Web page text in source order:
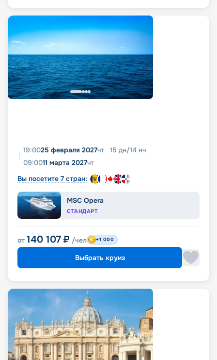
19:0025 февраля 2027чт 15 дн/14 нч
09:0011 марта 2027чт
Вы посетите 7 стран:
MSC Opera
СТАНДАРТ
от 140 107 ₽ /чел +1 000
Выбрать круиз